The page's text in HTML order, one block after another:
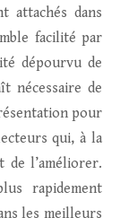
attachés dans
facilité par
dépourvu de
nécessaire de
pour
qui, à la
de l’améliorer.
rapidement
les meilleurs